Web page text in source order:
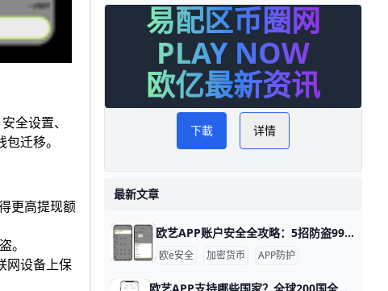
全设置、
迁移。
更高提现额
。
网设备上保
易配区币圈网
PLAY NOW
欧亿最新资讯
下載 详情
最新文章
欧艺APP账户安全全攻略：5招防盗99%风险！ 使用欧艺APP时，账户安全非常重要。欧艺APP（也叫OK交易所鸥易）是热门的加密货币交易平台，每天有数百万用户登录交易。根据官方数据，开启安全设置的用户，账户被盗风险可降低90%以上。 比如，如果你忘记设置双重验证，坏人可能用猜到的密码直接登录，但设置后他们就进不去了。​
欧e安全 加密货币 APP防护